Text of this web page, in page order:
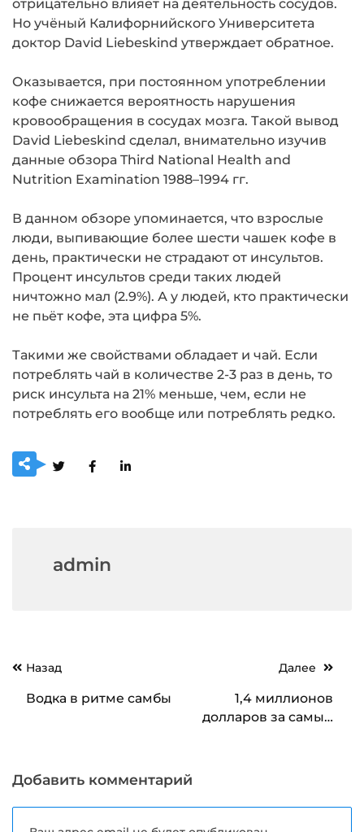
отрицательно влияет на деятельность сосудов.
Но учёный Калифорнийского Университета
доктор David Liebeskind утверждает обратное.
Оказывается, при постоянном употреблении
кофе снижается вероятность нарушения
кровообращения в сосудах мозга. Такой вывод
David Liebeskind сделал, внимательно изучив
данные обзора Third National Health and
Nutrition Examination 1988–1994 гг.
В данном обзоре упоминается, что взрослые
люди, выпивающие более шести чашек кофе в
день, практически не страдают от инсультов.
Процент инсультов среди таких людей
ничтожно мал (2.9%). А у людей, кто практически
не пьёт кофе, эта цифра 5%.
Такими же свойствами обладает и чай. Если
потреблять чай в количестве 2-3 раз в день, то
риск инсульта на 21% меньше, чем, если не
потреблять его вообще или потреблять редко.
admin
Навигация
записям
Назад
Водка в ритме самбы
Далее
1,4 миллионов
долларов за самый
Добавить комментарий